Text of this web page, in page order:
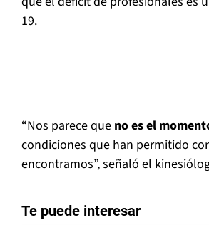
19.
“Nos parece que no es el
condiciones que han permitido
encontramos”, señaló el
Te puede interesar